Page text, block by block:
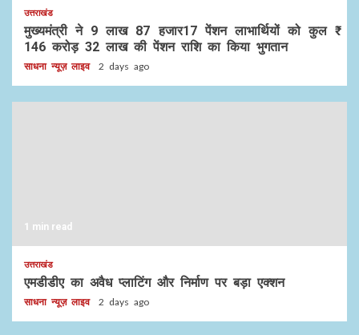
उत्तराखंड
मुख्यमंत्री ने 9 लाख 87 हजार17 पेंशन लाभार्थियों को कुल ₹
146 करोड़ 32 लाख की पेंशन राशि का किया भुगतान
साधना न्यूज़ लाइव 2 days ago
1 min read
उत्तराखंड
एमडीडीए का अवैध प्लाटिंग और निर्माण पर बड़ा एक्शन
साधना न्यूज़ लाइव 2 days ago